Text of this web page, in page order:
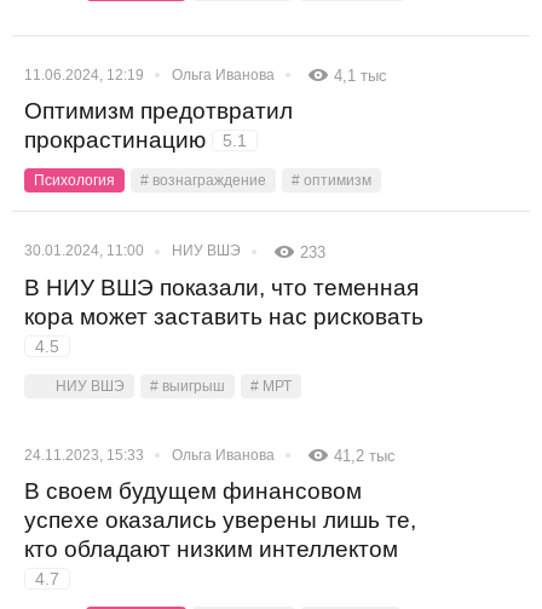
11.06.2024, 12:19 Ольга Иванова 4,1 тыс
Оптимизм предотвратил
прокрастинацию
5.1
Психология # вознаграждение # оптимизм
30.01.2024, 11:00 НИУ ВШЭ 233
В НИУ ВШЭ показали, что теменная
кора может заставить нас рисковать
4.5
НИУ ВШЭ # выигрыш # МРТ
24.11.2023, 15:33 Ольга Иванова 41,2 тыс
В своем будущем финансовом
успехе оказались уверены лишь те,
кто обладают низким интеллектом
4.7